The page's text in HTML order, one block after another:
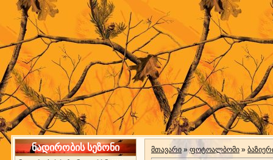
ნადირობის სეზონი მთავარი » ფოტოალბომი »